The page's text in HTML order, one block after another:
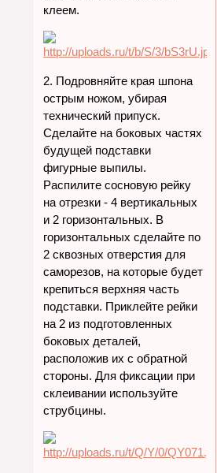
клеем.
2. Подровняйте края шпона
острым ножом, убирая
технический припуск.
Сделайте на боковых частях
будущей подставки
фигурные выпилы.
Распилите сосновую рейку
на отрезки - 4 вертикальных
и 2 горизонтальных. В
горизонтальных сделайте по
2 сквозных отверстия для
саморезов, на которые будет
крепиться верхняя часть
подставки. Приклейте рейки
на 2 из подготовленных
боковых деталей,
расположив их с обратной
стороны. Для фиксации при
склеивании используйте
струбцины.